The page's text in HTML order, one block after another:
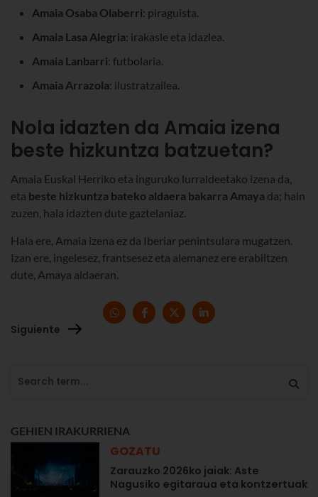
Amaia Osaba Olaberri: piraguista.
Amaia Lasa Alegria: irakasle eta idazlea.
Amaia Lanbarri: futbolaria.
Amaia Arrazola: ilustratzailea.
Nola idazten da Amaia izena
beste hizkuntza batzuetan?
Amaia Euskal Herriko eta inguruko lurraldeetako izena da,
eta beste hizkuntza bateko aldaera bakarra Amaya da; hain
zuzen, hala idazten dute gaztelaniaz.
Hala ere, Amaia izena ez da Iberiar penintsulara mugatzen.
Izan ere, ingelesez, frantsesez eta alemanez ere erabiltzen
dute, Amaya aldaeran.
Siguiente
GEHIEN IRAKURRIENA
GOZATU
Zarauzko 2026ko jaiak: Aste
Nagusiko egitaraua eta kontzertuak